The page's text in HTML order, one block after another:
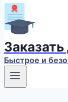
Быстрое и